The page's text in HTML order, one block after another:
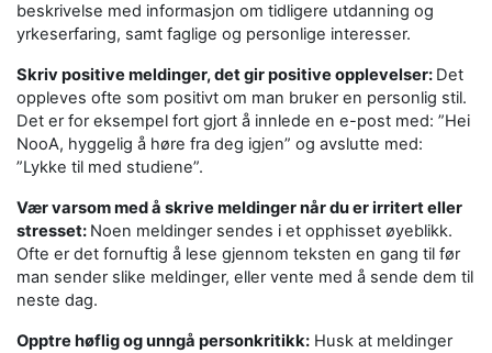
beskrivelse med informasjon om tidligere utdanning og
yrkeserfaring, samt faglige og personlige interesser.
Skriv positive meldinger, det gir positive opplevelser: Det
oppleves ofte som positivt om man bruker en personlig stil.
Det er for eksempel fort gjort å innlede en e-post med: ”Hei
NooA, hyggelig å høre fra deg igjen” og avslutte med:
”Lykke til med studiene”.
Vær varsom med å skrive meldinger når du er irritert eller
stresset: Noen meldinger sendes i et opphisset øyeblikk.
Ofte er det fornuftig å lese gjennom teksten en gang til før
man sender slike meldinger, eller vente med å sende dem til
neste dag.
Opptre høflig og unngå personkritikk: Husk at meldinger